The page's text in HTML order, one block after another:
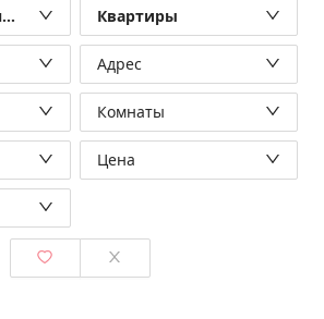
Квартиры
Адрес
Комнаты
Цена